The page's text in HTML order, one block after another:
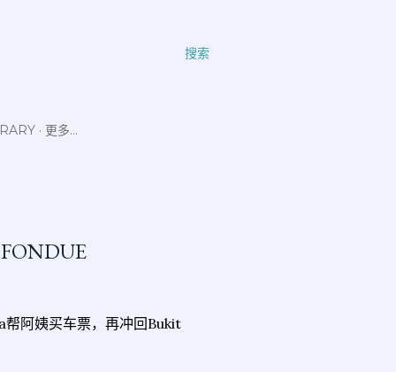
搜索
更多…
阿姨买车票，再冲回Bukit